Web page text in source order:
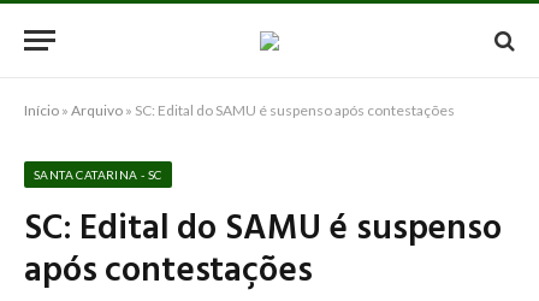
Início » Arquivo » SC: Edital do SAMU é suspenso após contestações
SANTA CATARINA - SC
SC: Edital do SAMU é suspenso
após contestações